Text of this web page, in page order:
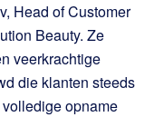
Head of Customer
Beauty. Ze
veerkrachtige
die klanten steeds
opname